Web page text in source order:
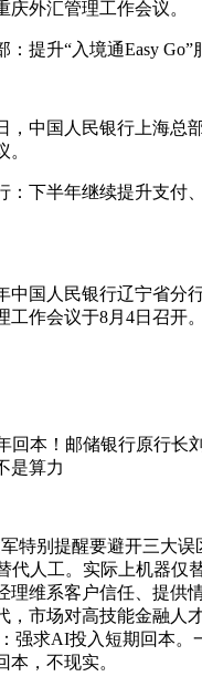
庆外汇管理工作会议。
：提升“入境通Easy Go”
，中国人民银行上海总
：下半年继续提升支付
中国人民银行辽宁省分
工作会议于8月4日召开。
回本！邮储银行原行长
是算力
特别提醒要避开三大误
代人工。实际上机器仅
理维系客户信任、提供
，市场对高技能金融人
强求AI投入短期回本。
本，不现实。